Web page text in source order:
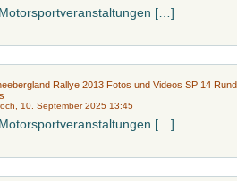
[…]
Rallye 2013 Fotos und Videos SP 14
10. September 2025 13:45
[…]